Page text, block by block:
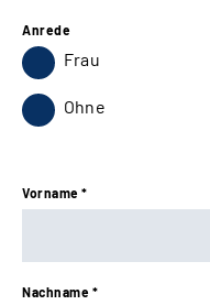
Anrede
Frau
Ohne
Vorname *
Nachname *